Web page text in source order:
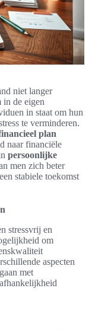
niet langer
de eigen
in staat om hun
te verminderen.
plan
naar financiële
persoonlijke
men zich beter
stabiele toekomst
stressvrij en
om
aspecten
met